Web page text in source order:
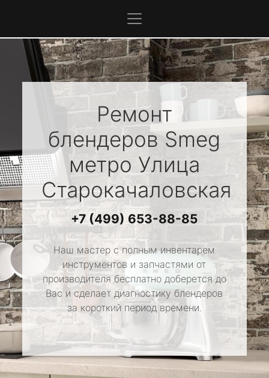
Ремонт
блендеровSmeg
метро Улица
Старокачаловская
+7 (499) 653-88-85
Наш мастер с полным инвентарем
инструментов и запчастями от
производителя бесплатно доберется до
Вас и сделает диагностику блендеров
за короткий период времени.